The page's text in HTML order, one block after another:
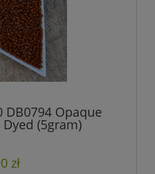
Opaque
(5gram)
zł